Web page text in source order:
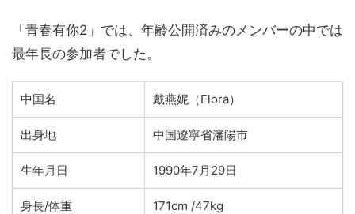
「青春有你2」では、年齢公開済みのメンバーの中では
最年長の参加者でした。
中国名 戴燕妮 （Flora）
出身地 中国遼寧省瀋陽市
生年月日 1990年7月29日
身長/体重 171cm /47kg